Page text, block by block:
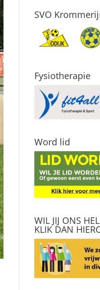
SVO
Fysiotherapie
Word lid
WIL JIJ ONS
KLIK DAN